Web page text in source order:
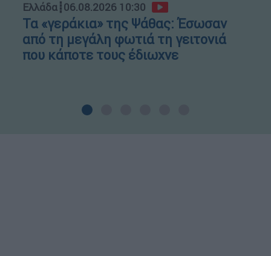
Ελλάδα┋06.08.2026 10:30
Τα «γεράκια» της Ψάθας: Έσωσαν
από τη μεγάλη φωτιά τη γειτονιά
που κάποτε τους έδιωχνε